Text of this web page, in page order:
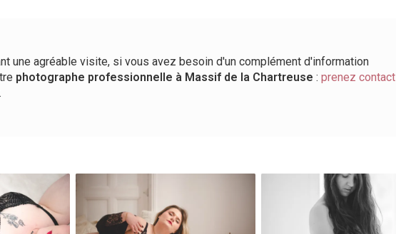
une agréable visite, si vous avez besoin d'un complément d'information
photographe professionnelle à Massif de la Chartreuse : prenez contact
.